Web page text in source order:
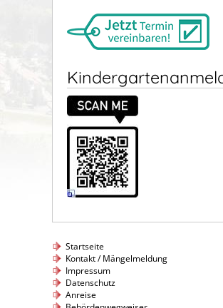
Startseite
Kontakt / Mängelmeldung
Impressum
Datenschutz
Anreise